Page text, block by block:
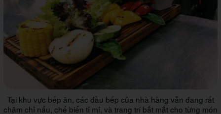
Tại khu vực bếp ăn, các đầu bếp của nhà hàng vẫn đang rất
chăm chỉ nấu, chế biến tỉ mỉ, và trang trí bắt mắt cho từng món